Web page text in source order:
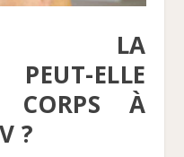
LA
ELLE
CORPS À
?